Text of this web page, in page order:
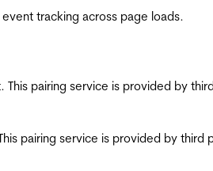
tracking across page loads.
pairing service is provided by
pairing service is provided by third